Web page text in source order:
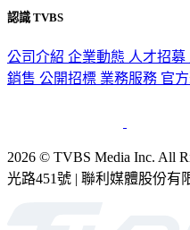
認識 TVBS
公司介紹 企業動態 人才招募
銷售 公開招標 業務服務 官
2026 © TVBS Media Inc. All
光路451號 | 聯利媒體股份有